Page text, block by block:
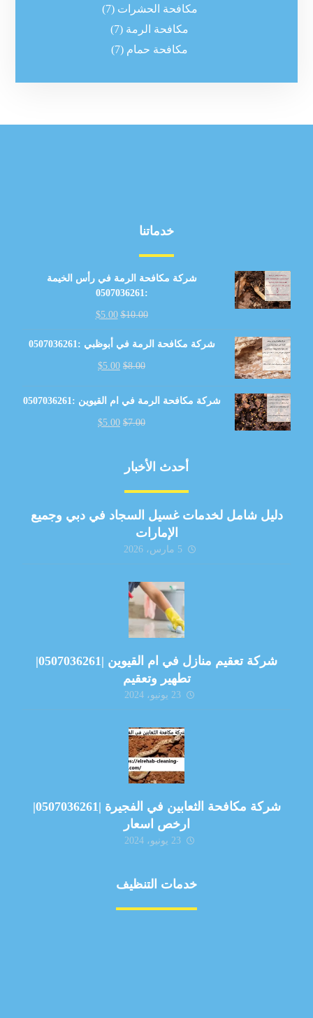
مكافحة الحشرات (7)
مكافحة الرمة (7)
مكافحة حمام (7)
خدماتنا
شركة مكافحة الرمة في رأس الخيمة
:0507036261
$10.00
$5.00
شركة مكافحة الرمة في أبوظبي :0507036261
$8.00
$5.00
شركة مكافحة الرمة في ام القيوين :0507036261
$7.00
$5.00
أحدث الأخبار
دليل شامل لخدمات غسيل السجاد في دبي وجميع
الإمارات
5 مارس، 2026
شركة تعقيم منازل في ام القيوين |0507036261|
تطهير وتعقيم
23 يونيو، 2024
شركة مكافحة الثعابين في الفجيرة |0507036261|
ارخص اسعار
23 يونيو، 2024
خدمات التنظيف